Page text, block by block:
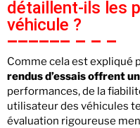
détaillent-ils les
véhicule ?
Comme cela est expliqué
rendus d’essais offrent
performances, de la
utilisateur des véhicules
évaluation rigoureuse